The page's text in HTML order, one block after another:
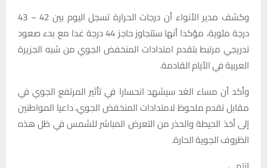
وكشف مدير الأنواء أن درجات الحرارة تسجل اليوم بين 42 – 43
درجة مئوية، مؤكدا أنها ستتجاوز حاجز 44 درجة غدا مع بدء صعود
تدريجي مرتبط بتقدم امتدادات المنخفض الجوي من شبه الجزيرة
العربية في الأيام القادمة.
وأكد أن مساء الغد سيشهد انحسارا في تأثير المرتفع الجوي في
مقابل تقدم ملحوظ لامتدادات المنخفض الجوي، داعيا المواطنين
إلى أخذ الحيطة والحذر من التعرض المباشر للشمس في ظل هذه
الظروف الجوية الحارة.